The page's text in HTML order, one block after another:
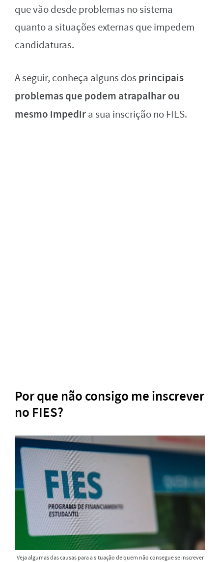
que vão desde problemas no sistema
quanto a situações externas que impedem
candidaturas.
A seguir, conheça alguns dos principais
problemas que podem atrapalhar ou
mesmo impedira sua inscrição no FIES.
Por que não consigo me inscrever
no FIES?
Veja algumas das causas para a situação de quem não consegue se inscrever